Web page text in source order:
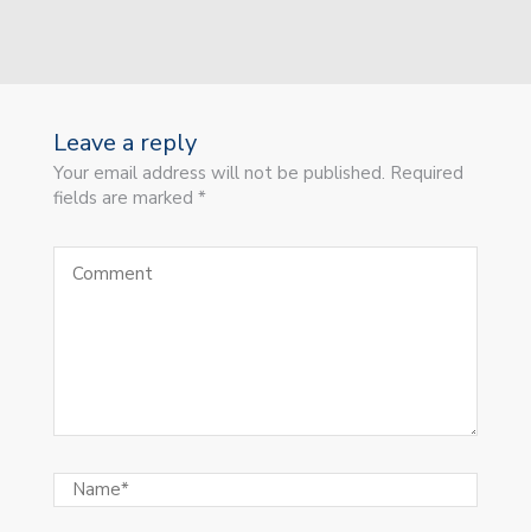
Leave a reply
Your email address will not be published. Required
fields are marked *